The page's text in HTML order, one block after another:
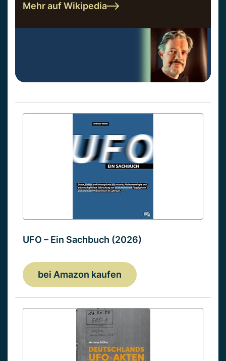
Mehr auf Wikipedia
UFO – Ein Sachbuch (2026)
bei Amazon kaufen